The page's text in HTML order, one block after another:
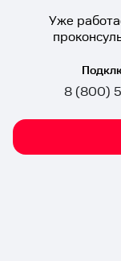
Уже
8 (800)